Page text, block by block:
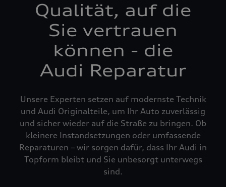
Qualität, auf die
Sie vertrauen
können - die
Audi Reparatur
Unsere Experten setzen auf modernste Technik
und Audi Originalteile, um Ihr Auto zuverlässig
und sicher wieder auf die Straße zu bringen. Ob
kleinere Instandsetzungen oder umfassende
Reparaturen – wir sorgen dafür, dass Ihr Audi in
Topform bleibt und Sie unbesorgt unterwegs
sind.